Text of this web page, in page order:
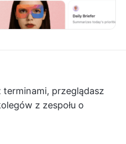
terminami, przeglądasz
z zespołu o